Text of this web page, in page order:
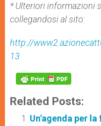
* Ulteriori informazioni
collegandosi al sito:
http://
13
Related Posts:
Un'agenda per